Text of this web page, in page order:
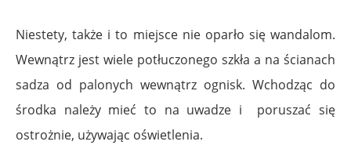
Niestety, także i to miejsce nie oparło się wandalom.
Wewnątrz jest wiele potłuczonego szkła a na ścianach
sadza od palonych wewnątrz ognisk. Wchodząc do
środka należy mieć to na uwadze i poruszać się
ostrożnie, używając oświetlenia.